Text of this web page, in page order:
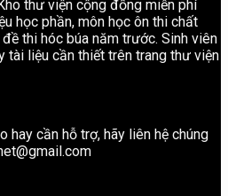
thư viện cộng đồng miễn phí
học phần, môn học ôn thi chất
thi hóc búa năm trước. Sinh viên
tài liệu cần thiết trên trang thư viện
hay cần hỗ trợ, hãy liên hệ chúng